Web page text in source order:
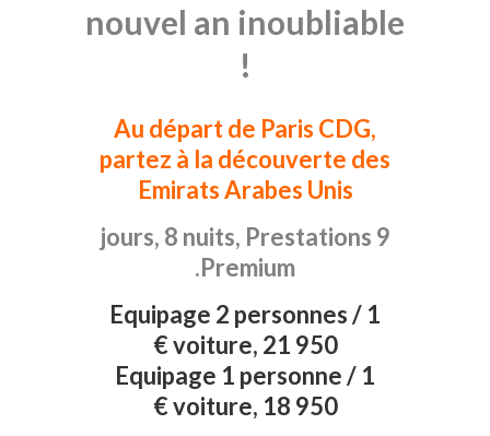
nouvel an inoubliable
!
Au départ de Paris CDG,
partez à la découverte des
Emirats Arabes Unis
9 jours, 8 nuits, Prestations
Premium.
Equipage 2 personnes / 1
voiture, 21 950 €
Equipage 1 personne / 1
voiture, 18 950 €